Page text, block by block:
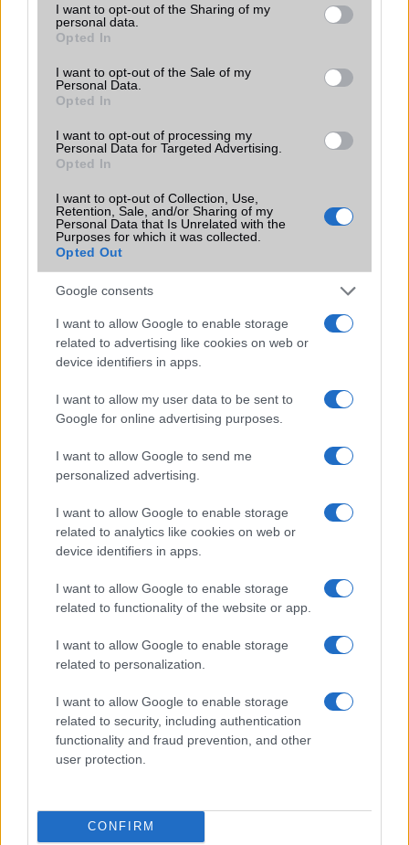
not limited to your visit or usage behaviour. You may click to
grant or deny consent to Google and its third-party tags to
use your data for below specified purposes in below Google
consent section.
I want to opt-out of the Sharing of my
personal data.
Opted In
I want to opt-out of the Sale of my
Personal Data.
Opted In
I want to opt-out of processing my
Personal Data for Targeted Advertising.
Opted In
I want to opt-out of Collection, Use,
Retention, Sale, and/or Sharing of my
Personal Data that Is Unrelated with the
Purposes for which it was collected.
Opted Out
Google consents
I want to allow Google to enable storage
related to advertising like cookies on web or
device identifiers in apps.
I want to allow my user data to be sent to
Google for online advertising purposes.
I want to allow Google to send me
personalized advertising.
I want to allow Google to enable storage
related to analytics like cookies on web or
device identifiers in apps.
I want to allow Google to enable storage
related to functionality of the website or app.
I want to allow Google to enable storage
related to personalization.
I want to allow Google to enable storage
related to security, including authentication
functionality and fraud prevention, and other
user protection.
CONFIRM
Funkciók
Brand Strapabíró
Védelem
Limited Edition Nincs
SAR
Új és Használt GSM kiemelt ajánlatok
Nyugati GSM
210.000 Ft (új)